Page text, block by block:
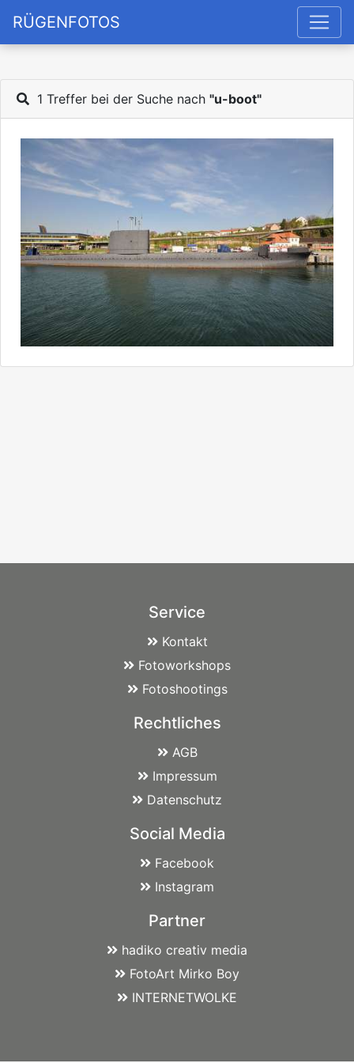
RÜGENFOTOS
1 Treffer bei der Suche nach "u-boot"
Service
Kontakt
Fotoworkshops
Fotoshootings
Rechtliches
AGB
Impressum
Datenschutz
Social Media
Facebook
Instagram
Partner
hadiko creativ media
FotoArt Mirko Boy
INTERNETWOLKE